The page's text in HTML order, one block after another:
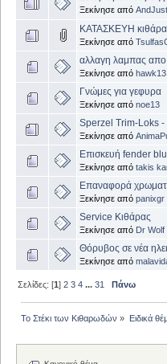
Ξεκίνησε από
ΚΑΤΑΣΚΕΥΗ
Ξεκίνησε από
αλλαγη λαμπας
Ξεκίνησε από hawk13
Γνώμες για γεφυρα
Ξεκίνησε από noe13
Sperzel Trim-Loks -
Ξεκίνησε από
Επισκευή fender
Ξεκίνησε από takis
Επαναφορά
Ξεκίνησε από panixgr
Service Κιθάρας
Ξεκίνησε από Dr Wolf
Θόρυβος σε νέα
Ξεκίνησε από
Σελίδες: [1]2 3 4 ...31 Πάνω
Το Στέκι των Κιθαρωδών » Ειδικά